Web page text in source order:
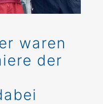
waren
der